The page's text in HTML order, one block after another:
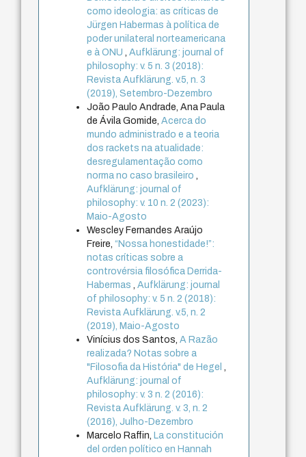
como ideologia: as críticas de
Jürgen Habermas à política de
poder unilateral norteamericana
e à ONU,Aufklärung: journal of
philosophy: v. 5 n. 3 (2018):
Revista Aufklärung. v.5, n. 3
(2019), Setembro-Dezembro
João Paulo Andrade, Ana Paula
de Ávila Gomide,Acerca do
mundo administrado e a teoria
dos rackets na atualidade:
desregulamentação como
norma no caso brasileiro,
Aufklärung: journal of
philosophy: v. 10 n. 2 (2023):
Maio-Agosto
Wescley Fernandes Araújo
Freire,“Nossa honestidade!”:
notas críticas sobre a
controvérsia filosófica Derrida-
Habermas,Aufklärung: journal
of philosophy: v. 5 n. 2 (2018):
Revista Aufklärung. v.5, n. 2
(2019), Maio-Agosto
Vinícius dos Santos,A Razão
realizada? Notas sobre a
"Filosofia da História" de Hegel,
Aufklärung: journal of
philosophy: v. 3 n. 2 (2016):
Revista Aufklärung. v. 3, n. 2
(2016), Julho-Dezembro
Marcelo Raffin, La constitución
del orden político en Hannah